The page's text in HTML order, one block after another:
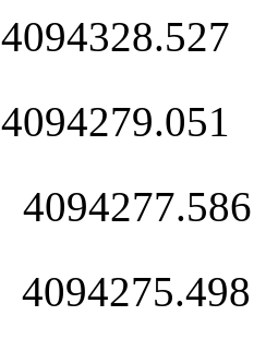
4094328.527
4094279.051
4094277.586
4094275.498